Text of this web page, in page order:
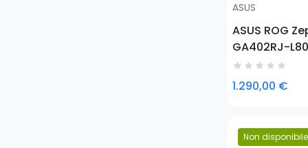
ASUS
ASUS ROG
GA402RJ-
Computer
cm (14")
Ryzen™ 9 16
1.290,00 €
Non disponibile